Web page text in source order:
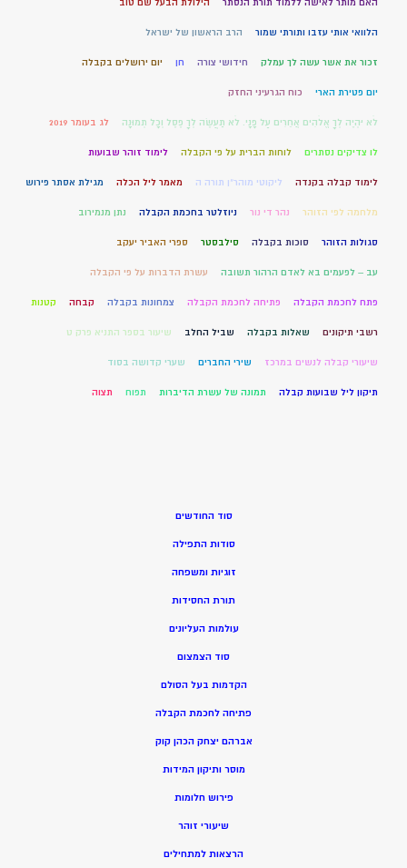
הלוואי אותי עזבו ותורתי שמור הרב הראשון של ישראל
זכור את אשר עשה לך עמלק חידושי צורה חן יום ירושלים בקבלה
יום פטירת הארי כוח הגרעיני החזק
לֹא יִהְיֶה לְךָ אֱלֹהִים אֲחֵרִים עַל פָּנָי. לֹא תַעֲשֶׂה לְךָ פֶסֶל וְכָל תְּמוּנָה לג בעומר 2019
לו צדיקים נסתרים לוחות הברית על פי הקבלה לימוד זוהר שבועות
לימוד קבלה בקנדה ליקוטי מוהר"ן תורה ה מאמר ליל הכלה מגילת אסתר פירוש
מלחמה לפי הזוהר נהר די נור ניוזלטר בחכמת הקבלה נתן מנמירוב
סגולות הזוהר סוכות בקבלה סילבסטר ספרי האביר יעקב
עב – לפעמים בא לאדם הרהור תשובה עשרת הדברות על פי הקבלה
פתח לחכמת הקבלה פתיחה לחכמת הקבלה צמחונות בקבלה קבחה קטנות
רשבי תיקונים שאלות בקבלה שביל החלב שיעור בספר התניא פרק ט
שיעורי קבלה לנשים במרכז שירי החברים שערי קדושה בסוד
תיקון ליל שבועות קבלה תמונה של עשרת הדיברות תפוח תצוה
סוד החודשים
סודות התפילה
זוגיות ומשפחה
תורת החסידות
עולמות העליונים
סוד הצמצום
הקדמות בעל הסולם
פתיחה לחכמת הקבלה
אברהם יצחק הכהן קוק
מוסר ותיקון המידות
פירוש חלומות
שיעורי זוהר
הרצאות למתחילים